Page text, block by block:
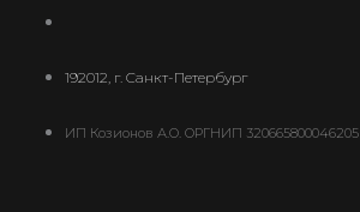
192012, г. Санкт-Петербург
ИП Козионов А.О. ОРГНИП 320665800046205